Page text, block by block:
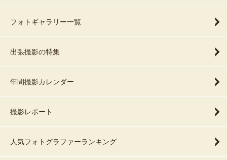
フォトギャラリー一覧
出張撮影の特集
年間撮影カレンダー
撮影レポート
人気フォトグラファーランキング